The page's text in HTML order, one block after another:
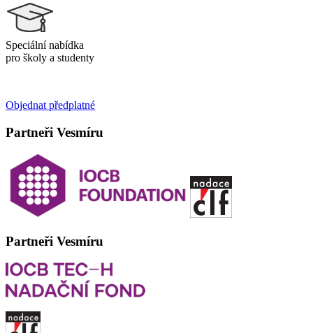
Speciální nabídka
pro školy a studenty
Objednat předplatné
Partneři Vesmíru
Partneři Vesmíru